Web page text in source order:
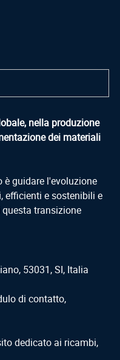
nella produzione
dei materiali
è guidare l'evoluzione
efficienti e sostenibili e
transizione
53031, SI, Italia
di contatto,
dedicato ai ricambi,